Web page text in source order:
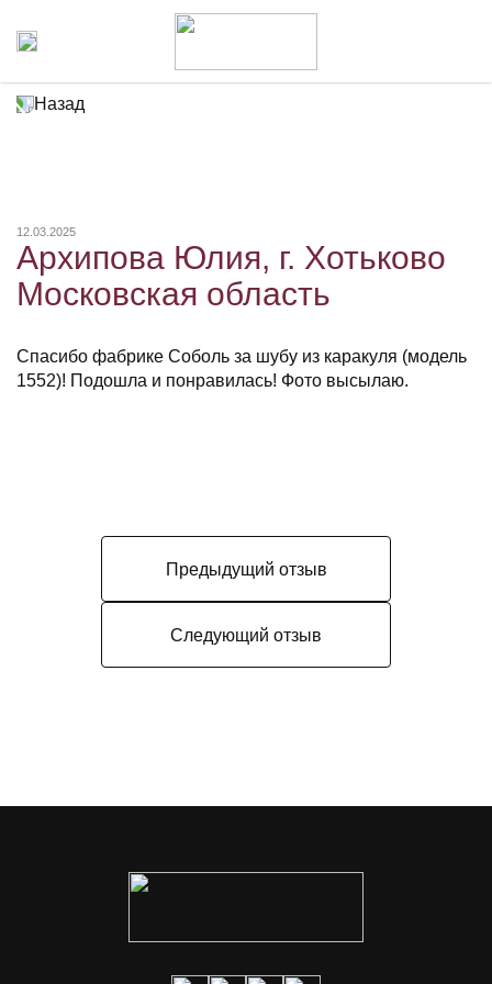
Назад
12.03.2025
Архипова Юлия, г. Хотьково
Московская область
Спасибо фабрике Соболь за шубу из каракуля (модель
1552)! Подошла и понравилась! Фото высылаю.
Предыдущий отзыв
Следующий отзыв